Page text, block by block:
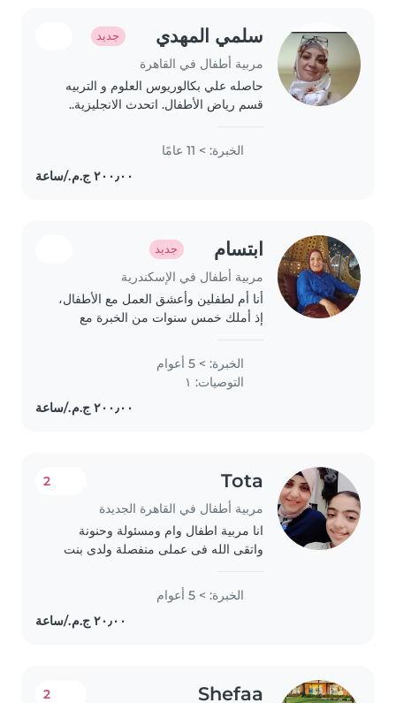
سلمي المهدي جديد
مربية أطفال في القاهرة
حاصله علي بكالوريوس العلوم و التربيه
قسم رياض الأطفال. اتحدث الانجليزية..
بحضانات اجنبية...والعمل في مدرسة
انترناشونال..امكانيه تحفيظ القرآن .
الخبرة: > 11 عامًا
ابتسام جديد
مربية أطفال في الإسكندرية
أنا أم لطفلين وأعشق العمل مع الأطفال،
إذ أملك خمس سنوات من الخبرة مع
على بكالوريوس في علم النفس، وأحب
القراءة والموسيقى والقيام بالأنشطة
الترفيهية..
الخبرة: > 5 أعوام
التوصيات: ١
Tota
مربية أطفال في القاهرة الجديدة
2
انا مربية اطفال وام ومسئولة وحنونة
واتقى الله فى عملى منفصلة ولدى بنت
معهم وتوفير لهم سبل الراحة بمرتب واحد
فقط
الخبرة: > 5 أعوام
Shefaa
2